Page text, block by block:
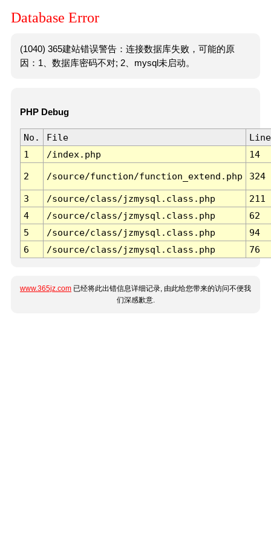
Database Error
(1040) 365建站错误警告：连接数据库失败，可能的原
因：1、数据库密码不对; 2、mysql未启动。
PHP Debug
No. File
Line
1
/index.php 14
2 /source/function/function_extend.php 324
3 /source/class/jzmysql.class.php
211
4
/source/class/jzmysql.class.php
62
5
/source/class/jzmysql.class.php
94
6
/source/class/jzmysql.class.php 76
www.365jz.com 已经将此出错信息详细记录, 由此给您带来的访问不便我
们深感歉意.